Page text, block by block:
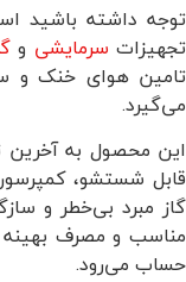
تجهیزات سرمایشی و
تامین هوای خنک و
می‌گیرد.
این محصول به آخرین
قابل شستشو،
گاز مبرد بی‌خطر و
مناسب و مصرف بهینه
حساب می‌رود.